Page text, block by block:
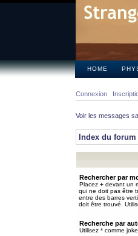
HOME
Connexion
Voir les messages
Index du forum
Rechercher par
Placez + devant un
qui ne doit pas être
entre des barres
doit être trouvé.
Recherche par
Utilisez * comme